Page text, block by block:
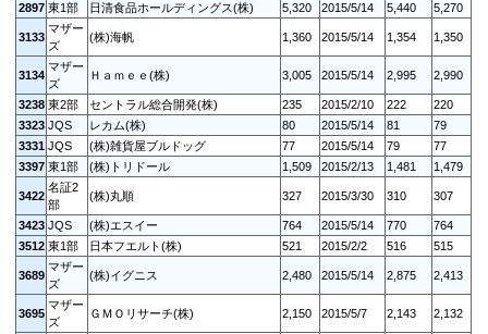
2897 東1部 日清食品ホールディングス(株) 5,320 2015/5/14 5,440 5,270
3133
マザー
ズ
(株)海帆 1,360 2015/5/14 1,354 1,350
3134
マザー
ズ
Ｈａｍｅｅ(株) 3,005 2015/5/14 2,995 2,990
3238 東2部 セントラル総合開発(株) 235 2015/2/10 222
220
3323 JQS レカム(株) 80 2015/5/14 81
79
3331 JQS (株)雑貨屋ブルドッグ 77 2015/5/14 79
77
3397 東1部 (株)トリドール 1,509 2015/2/13 1,481 1,479
3422
名証2
部
(株)丸順 327 2015/3/30 310 307
3423 JQS (株)エスイー 764 2015/5/14 770
764
3512 東1部 日本フエルト(株) 521 2015/2/2 516 515
3689
マザー
ズ
(株)イグニス 2,480 2015/5/14 2,875 2,413
3695
マザー
ズ
ＧＭＯリサーチ(株) 2,150 2015/5/7 2,143 2,132